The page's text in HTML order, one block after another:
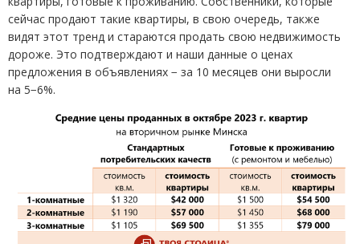
сейчас продают такие квартиры, в свою очередь, также
видят этот тренд и стараются продать свою недвижимость
дороже. Это подтверждают и наши данные о ценах
предложения в объявлениях − за 10 месяцев они выросли
на 5−6%.